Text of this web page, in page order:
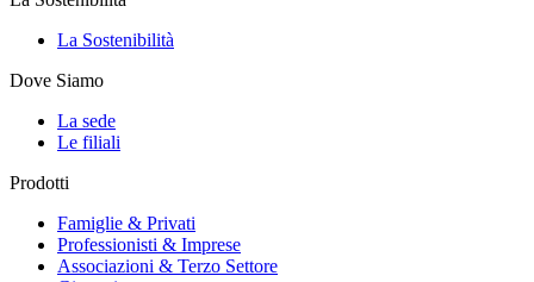
La Sostenibilità
Dove Siamo
La sede
Le filiali
Prodotti
Famiglie & Privati
Professionisti & Imprese
Associazioni & Terzo Settore